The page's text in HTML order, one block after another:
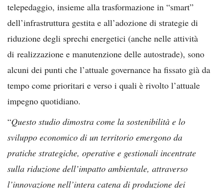
telepedaggio, insieme alla trasformazione in “smart”
dell’infrastruttura gestita e all’adozione di strategie di
riduzione degli sprechi energetici (anche nelle attività
di realizzazione e manutenzione delle autostrade), sono
alcuni dei punti che l’attuale governance ha fissato già da
tempo come prioritari e verso i quali è rivolto l’attuale
impegno quotidiano.
“Questo studio dimostra come la sostenibilità e lo
sviluppo economico di un territorio emergono da
pratiche strategiche, operative e gestionali incentrate
sulla riduzione dell’impatto ambientale, attraverso
l’innovazione nell’intera catena di produzione dei